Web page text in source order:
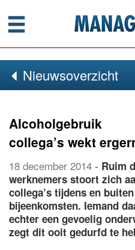
Menu
Nieuwsoverzicht
Alcoholgebruik
collega’s wekt
18 december 2014 - Ruim
werknemers stoort zich
collega’s tijdens en
bijeenkomsten. Iemand
echter een gevoelig
zegt dit ooit gedurfd te